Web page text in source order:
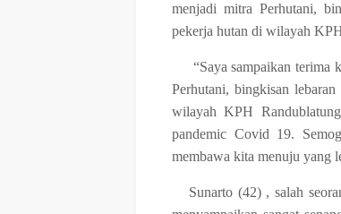
menjadi mitra Perhutani,
pekerja hutan di wilayah
“Saya sampaikan terima
Perhutani, bingkisan
wilayah KPH
pandemic Covid 19.
membawa kita menuju yang
Sunarto (42) , salah